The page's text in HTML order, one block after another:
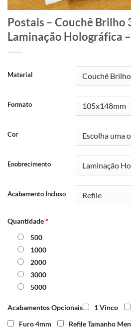
Postais – Couchê Brilho
Laminação Holográfica
Material
Formato
Cor
Enobrecimento
Acabamento Incluso
Quantidade*
500
1000
2000
3000
5000
Acabamentos Opcionais 1 Vinco
Furo 4mm
Refile Tamanho